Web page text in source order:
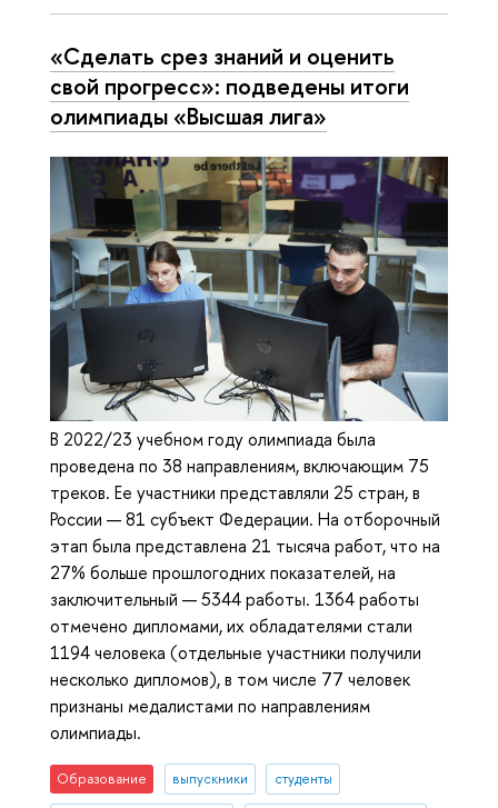
«Сделать срез знаний и оценить
свой прогресс»: подведены итоги
олимпиады «Высшая лига»
В 2022/23 учебном году олимпиада была
проведена по 38 направлениям, включающим 75
треков. Ее участники представляли 25 стран, в
России — 81 субъект Федерации. На отборочный
этап была представлена 21 тысяча работ, что на
27% больше прошлогодних показателей, на
заключительный — 5344 работы. 1364 работы
отмечено дипломами, их обладателями стали
1194 человека (отдельные участники получили
несколько дипломов), в том числе 77 человек
признаны медалистами по направлениям
олимпиады.
Образование выпускники студенты